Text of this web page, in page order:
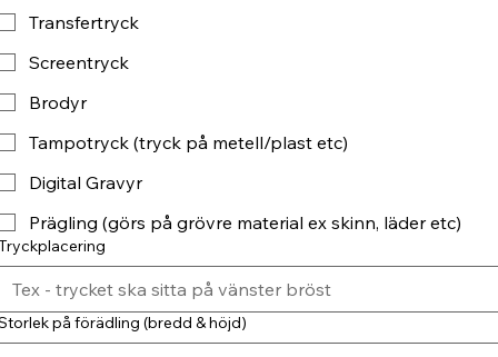
Transfertryck
Screentryck
Brodyr
Tampotryck (tryck på metell/plast etc)
Digital Gravyr
Prägling (görs på grövre material ex skinn, läder etc)
på förädling (bredd & höjd)